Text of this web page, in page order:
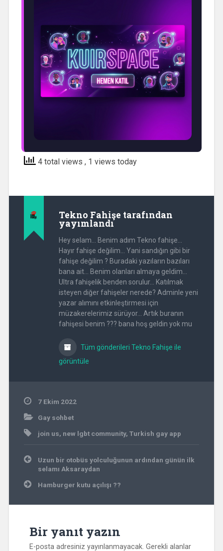
4 total views , 1 views today
Tekno Fahişe tarafından
yayımlandı
Hey selam... Benim adım Tekno fahişe...
Hayır fahişe değilim... Yani sandığın gibi bir
fahişe değilim ? Buradaki yazıların bazıları
bana ait... Benim olanları almaya geldim...
Ultra fahişelik benden sorulur... Katılmak
isteyen diğer fahişeler nerede? Adminle yeni
yazar alımını etkinleştirmesi için
müzakerelerimiz sürüyor... Artık buranın
fahişesi benim ??? bana hoş geldin yok mu
Tüm gönderileri Tekno Fahişe ile
görüntüle
7 Ekim 2022
Gay sohbet
join us, new lgbt community, Turkish gay app
Yazı
gezinmesi
Uzun bir otobüs yolculuğunun ardından günün ilk
selamı Aksaraydan
Hamburger kutu açılışı ??
Bir yanıt yazın
E-posta adresiniz yayınlanmayacak. Gerekli alanlar